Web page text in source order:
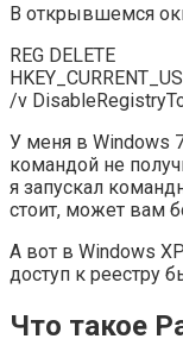
В открывшемся
REG DELETE
/v
У меня в Windows
командой не
я запускал
стоит, может вам
А вот в Windows
доступ к реестру
Что такое